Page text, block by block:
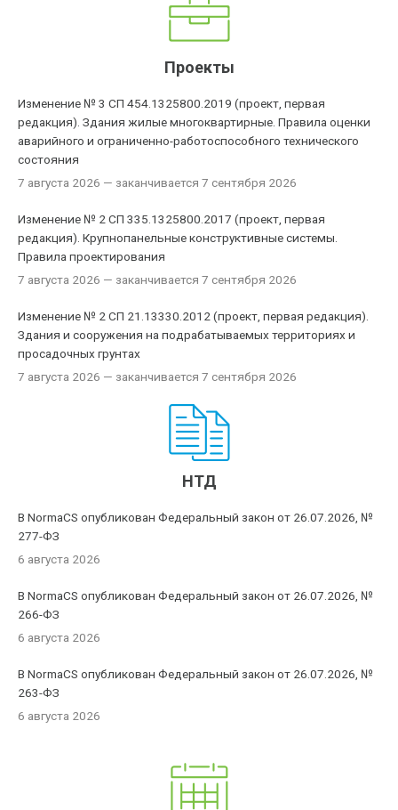
Проекты
Изменение № 3 СП 454.1325800.2019 (проект, первая
редакция). Здания жилые многоквартирные. Правила оценки
аварийного и ограниченно-работоспособного технического
состояния
7 августа 2026 — заканчивается 7 сентября 2026
Изменение № 2 СП 335.1325800.2017 (проект, первая
редакция). Крупнопанельные конструктивные системы.
Правила проектирования
7 августа 2026 — заканчивается 7 сентября 2026
Изменение № 2 СП 21.13330.2012 (проект, первая редакция).
Здания и сооружения на подрабатываемых территориях и
просадочных грунтах
7 августа 2026 — заканчивается 7 сентября 2026
НТД
В NormaCS опубликован Федеральный закон от 26.07.2026, №
277-ФЗ
6 августа 2026
В NormaCS опубликован Федеральный закон от 26.07.2026, №
266-ФЗ
6 августа 2026
В NormaCS опубликован Федеральный закон от 26.07.2026, №
263-ФЗ
6 августа 2026